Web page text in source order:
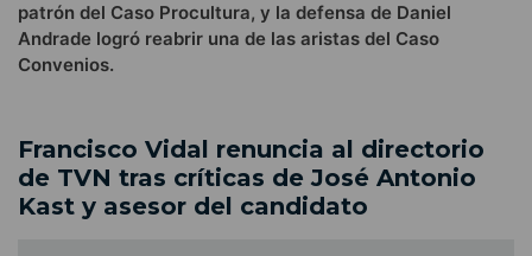
patrón del Caso Procultura, y la defensa de Daniel
Andrade logró reabrir una de las aristas del Caso
Convenios.
Francisco Vidal renuncia al directorio
de TVN tras críticas de José Antonio
Kast y asesor del candidato